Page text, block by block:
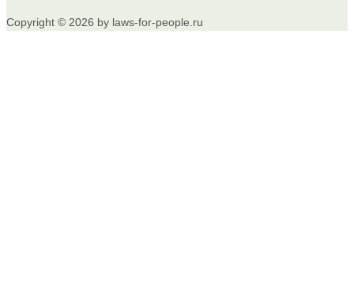
Copyright © 2026 by laws-for-people.ru